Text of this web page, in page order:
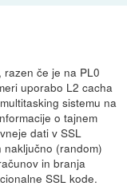
če je na PL0
uporabo L2 cacha
sistemu na
o tajnem
dati v SSL
(random)
in branja
SSL kode.